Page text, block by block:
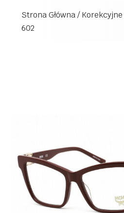
Strona Główna/Korekcyjne
602